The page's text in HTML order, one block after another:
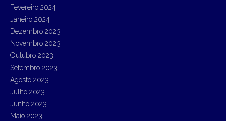
Fevereiro 2024
Janeiro 2024
Dezembro 2023
Novembro 2023
Outubro 2023
Setembro 2023
Agosto 2023
Julho 2023
Junho 2023
Maio 2023